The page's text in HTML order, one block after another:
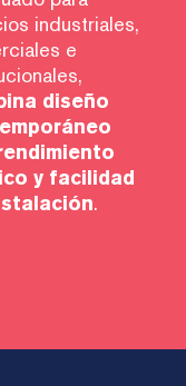
industriales,
e
diseño
y facilidad
.